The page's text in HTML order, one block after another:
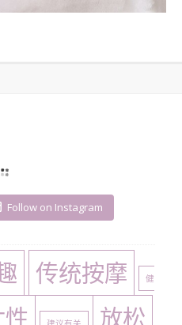
Follow on Instagram
传统按摩 健
放松